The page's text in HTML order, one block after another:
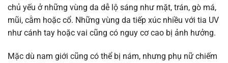
chủ yếu ở những vùng da dễ lộ sáng như mặt, trán, gò má,
mũi, cằm hoặc cổ. Những vùng da tiếp xúc nhiều với tia UV
như cánh tay hoặc vai cũng có nguy cơ cao bị ảnh hưởng.
Mặc dù nam giới cũng có thể bị nám, nhưng phụ nữ chiếm